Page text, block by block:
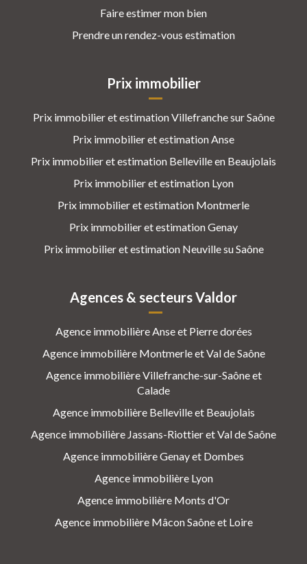
Faire estimer mon bien
Prendre un rendez-vous estimation
Prix immobilier
Prix immobilier et estimation Villefranche sur Saône
Prix immobilier et estimation Anse
Prix immobilier et estimation Belleville en Beaujolais
Prix immobilier et estimation Lyon
Prix immobilier et estimation Montmerle
Prix immobilier et estimation Genay
Prix immobilier et estimation Neuville su Saône
Agences & secteurs Valdor
Agence immobilière Anse et Pierre dorées
Agence immobilière Montmerle et Val de Saône
Agence immobilière Villefranche-sur-Saône et
Calade
Agence immobilière Belleville et Beaujolais
Agence immobilière Jassans-Riottier et Val de Saône
Agence immobilière Genay et Dombes
Agence immobilière Lyon
Agence immobilière Monts d'Or
Agence immobilière Mâcon Saône et Loire